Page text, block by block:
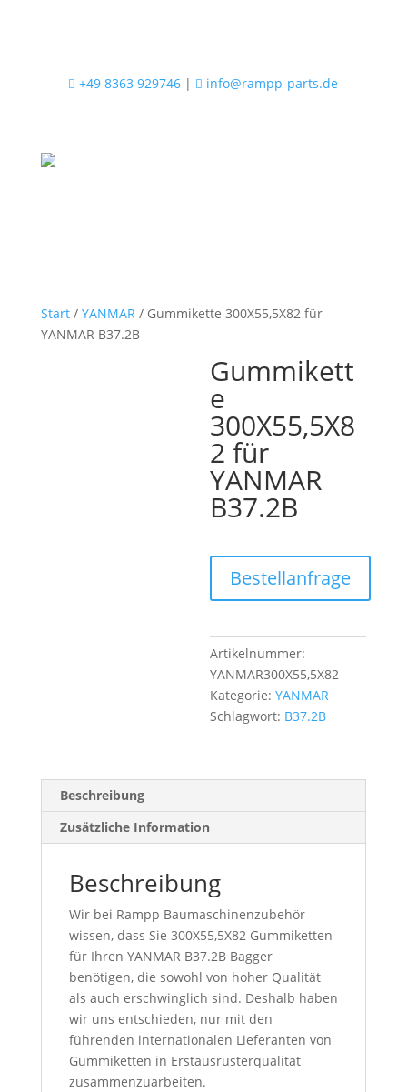
 +49 8363 929746 |  info@rampp-parts.de
Start/ YANMAR/ Gummikette 300X55,5X82 für
YANMAR B37.2B
Gummikett
e
300X55,5X8
2 für
YANMAR
B37.2B
Bestellanfrage
Artikelnummer:
YANMAR300X55,5X82
Kategorie:YANMAR
Schlagwort: B37.2B
Beschreibung
Zusätzliche Information
Beschreibung
Wir bei Rampp Baumaschinenzubehör
wissen, dass Sie 300X55,5X82 Gummiketten
für Ihren YANMAR B37.2B Bagger
benötigen, die sowohl von hoher Qualität
als auch erschwinglich sind. Deshalb haben
wir uns entschieden, nur mit den
führenden internationalen Lieferanten von
Gummiketten in Erstausrüsterqualität
zusammenzuarbeiten.